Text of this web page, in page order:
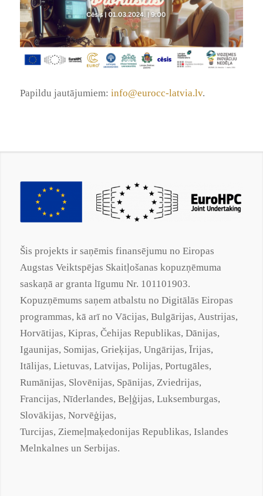
Papildu jautājumiem: info@eurocc-latvia.lv.
Šis projekts ir saņēmis finansējumu no Eiropas
Augstas Veiktspējas Skaitļošanas kopuzņēmuma
saskaņā ar granta līgumu Nr. 101101903.
Kopuzņēmums saņem atbalstu no Digitālās Eiropas
programmas, kā arī no Vācijas, Bulgārijas, Austrijas,
Horvātijas, Kipras, Čehijas Republikas, Dānijas,
Igaunijas, Somijas, Grieķijas, Ungārijas, Īrijas,
Itālijas, Lietuvas, Latvijas, Polijas, Portugāles,
Rumānijas, Slovēnijas, Spānijas, Zviedrijas,
Francijas, Nīderlandes, Beļģijas, Luksemburgas,
Slovākijas, Norvēģijas,
Turcijas, Ziemeļmaķedonijas Republikas, Islandes
Melnkalnes un Serbijas.